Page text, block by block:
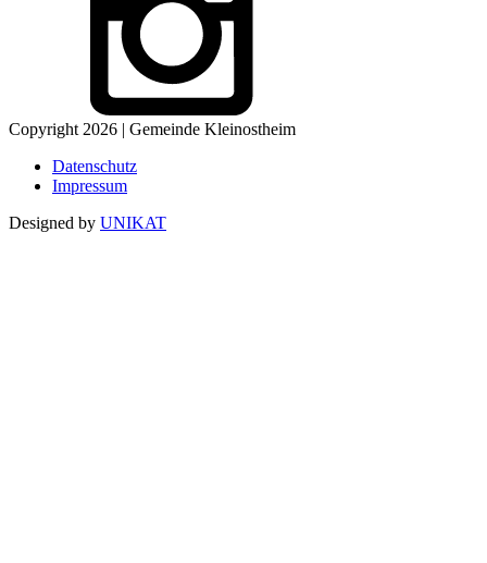
Copyright 2026 | Gemeinde Kleinostheim
Datenschutz
Impressum
Designed by UNIKAT